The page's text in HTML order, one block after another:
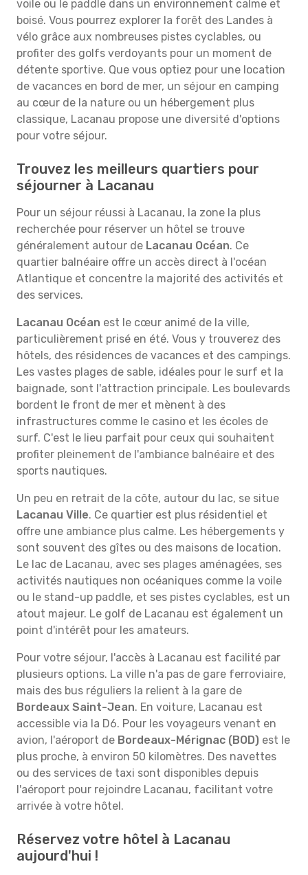
voile ou le paddle dans un environnement calme et
boisé. Vous pourrez explorer la forêt des Landes à
vélo grâce aux nombreuses pistes cyclables, ou
profiter des golfs verdoyants pour un moment de
détente sportive. Que vous optiez pour une location
de vacances en bord de mer, un séjour en camping
au cœur de la nature ou un hébergement plus
classique, Lacanau propose une diversité d'options
pour votre séjour.
Trouvez les meilleurs quartiers pour
séjourner à Lacanau
Pour un séjour réussi à Lacanau, la zone la plus
recherchée pour réserver un hôtel se trouve
généralement autour de Lacanau Océan. Ce
quartier balnéaire offre un accès direct à l'océan
Atlantique et concentre la majorité des activités et
des services.
Lacanau Océan est le cœur animé de la ville,
particulièrement prisé en été. Vous y trouverez des
hôtels, des résidences de vacances et des campings.
Les vastes plages de sable, idéales pour le surf et la
baignade, sont l'attraction principale. Les boulevards
bordent le front de mer et mènent à des
infrastructures comme le casino et les écoles de
surf. C'est le lieu parfait pour ceux qui souhaitent
profiter pleinement de l'ambiance balnéaire et des
sports nautiques.
Un peu en retrait de la côte, autour du lac, se situe
Lacanau Ville. Ce quartier est plus résidentiel et
offre une ambiance plus calme. Les hébergements y
sont souvent des gîtes ou des maisons de location.
Le lac de Lacanau, avec ses plages aménagées, ses
activités nautiques non océaniques comme la voile
ou le stand-up paddle, et ses pistes cyclables, est un
atout majeur. Le golf de Lacanau est également un
point d'intérêt pour les amateurs.
Pour votre séjour, l'accès à Lacanau est facilité par
plusieurs options. La ville n'a pas de gare ferroviaire,
mais des bus réguliers la relient à la gare de
Bordeaux Saint-Jean. En voiture, Lacanau est
accessible via la D6. Pour les voyageurs venant en
avion, l'aéroport de Bordeaux-Mérignac (BOD) est le
plus proche, à environ 50 kilomètres. Des navettes
ou des services de taxi sont disponibles depuis
l'aéroport pour rejoindre Lacanau, facilitant votre
arrivée à votre hôtel.
Réservez votre hôtel à Lacanau
aujourd'hui !